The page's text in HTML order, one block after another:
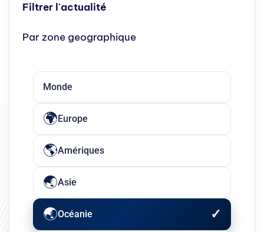
Filtrer l'actualité
Par zone geographique
Monde
Europe
Amériques
Asie
Océanie